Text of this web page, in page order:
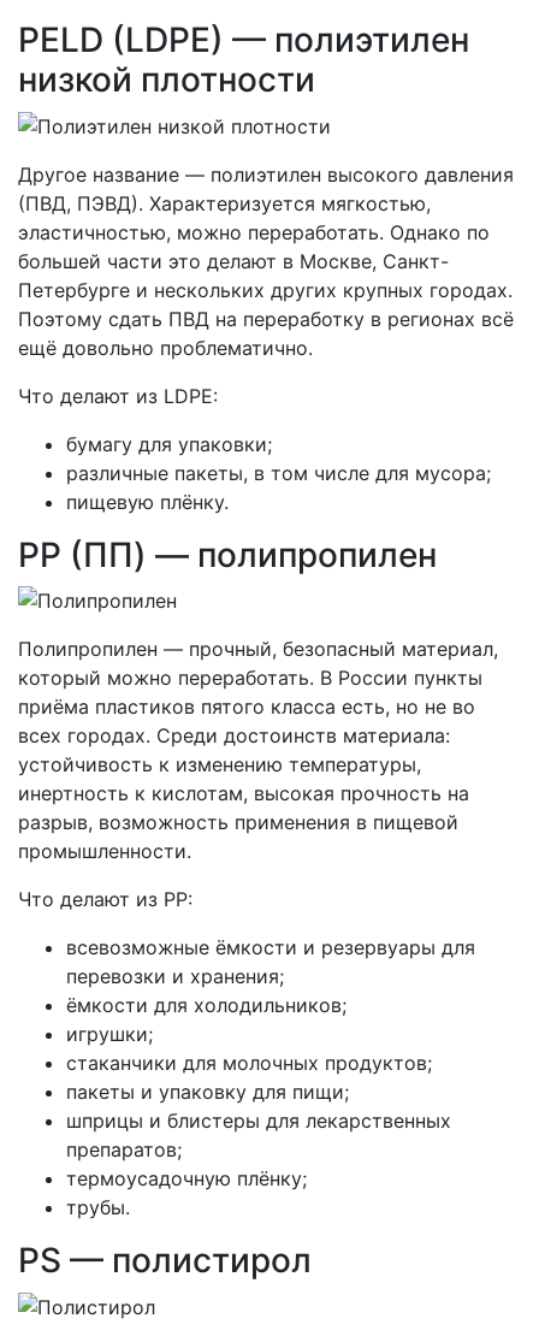
PELD (LDPE) — полиэтилен
низкой плотности
Другое название — полиэтилен высокого давления
(ПВД, ПЭВД). Характеризуется мягкостью,
эластичностью, можно переработать. Однако по
большей части это делают в Москве, Санкт-
Петербурге и нескольких других крупных городах.
Поэтому сдать ПВД на переработку в регионах всё
ещё довольно проблематично.
Что делают из LDPE:
бумагу для упаковки;
различные пакеты, в том числе для мусора;
пищевую плёнку.
PP (ПП) — полипропилен
Полипропилен — прочный, безопасный материал,
который можно переработать. В России пункты
приёма пластиков пятого класса есть, но не во
всех городах. Среди достоинств материала:
устойчивость к изменению температуры,
инертность к кислотам, высокая прочность на
разрыв, возможность применения в пищевой
промышленности.
Что делают из PP:
всевозможные ёмкости и резервуары для
перевозки и хранения;
ёмкости для холодильников;
игрушки;
стаканчики для молочных продуктов;
пакеты и упаковку для пищи;
шприцы и блистеры для лекарственных
препаратов;
термоусадочную плёнку;
трубы.
PS — полистирол